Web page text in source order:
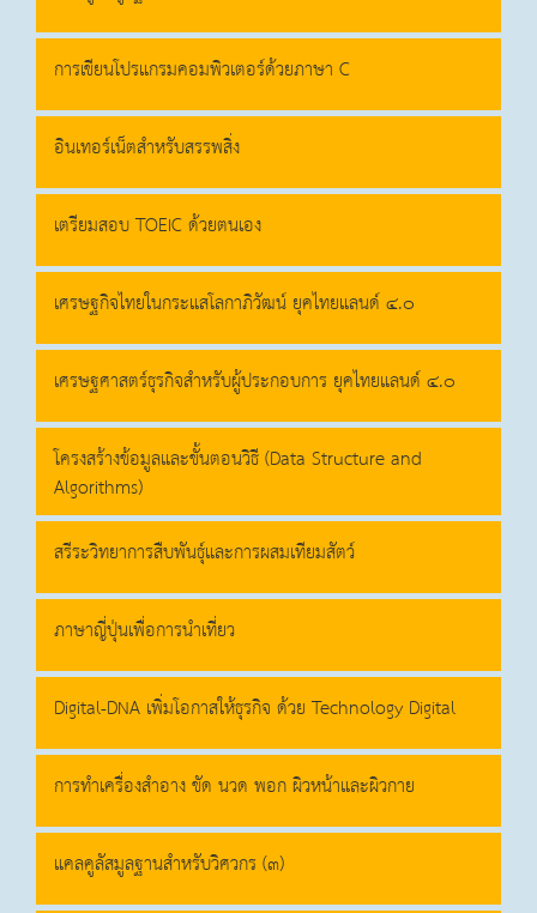
การเขียนโปรแกรมคอมพิวเตอร์ด้วยภาษา C
อินเทอร์เน็ตสำหรับสรรพสิ่ง
เตรียมสอบ TOEIC ด้วยตนเอง
เศรษฐกิจไทยในกระแสโลกาภิวัฒน์ ยุคไทยแลนด์ ๔.๐
เศรษฐศาสตร์ธุรกิจสำหรับผู้ประกอบการ ยุคไทยแลนด์ ๔.๐
โครงสร้างข้อมูลและขั้นตอนวิธี (Data Structure and
Algorithms)
สรีระวิทยาการสืบพันธุ์และการผสมเทียมสัตว์
ภาษาญี่ปุ่นเพื่อการนำเที่ยว
Digital-DNA เพิ่มโอกาสให้ธุรกิจ ด้วย Technology Digital
การทำเครื่องสำอาง ขัด นวด พอก ผิวหน้าและผิวกาย
แคลคูลัสมูลฐานสำหรับวิศวกร (๓)